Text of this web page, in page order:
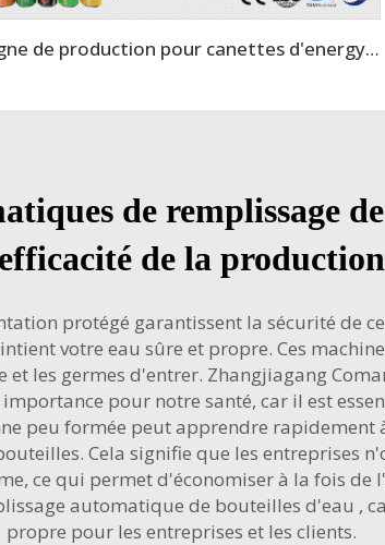
Ligne de production pour canettes d'energy drink
de remplissage
de la production
protégé garantissent la sécurité de
votre eau sûre et propre. Ces
les germes d'entrer. Zhangjiagang
pour notre santé, car il est
peu formée peut apprendre
Cela signifie que les entreprises
ce qui permet d'économiser à la fois de
automatique de bouteilles d'eau ,
propre pour les entreprises et les clients.